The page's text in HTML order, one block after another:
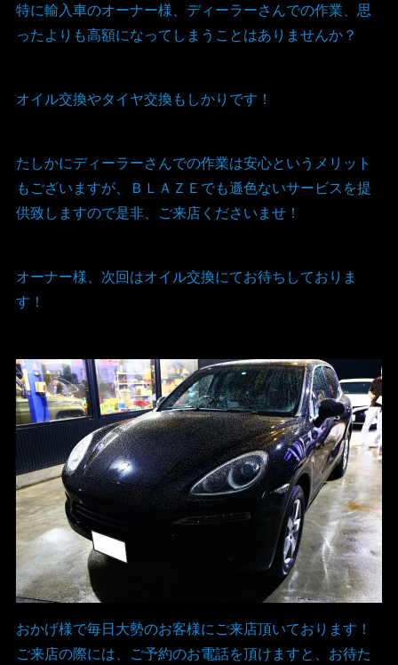
特に輸入車のオーナー様、ディーラーさんでの作業、思
ったよりも高額になってしまうことはありませんか？
オイル交換やタイヤ交換もしかりです！
たしかにディーラーさんでの作業は安心というメリット
もございますが、ＢＬＡＺＥでも遜色ないサービスを提
供致しますので是非、ご来店くださいませ！
オーナー様、次回はオイル交換にてお待ちしておりま
す！
おかげ様で毎日大勢のお客様にご来店頂いております！
ご来店の際には、ご予約のお電話を頂けますと、お待た